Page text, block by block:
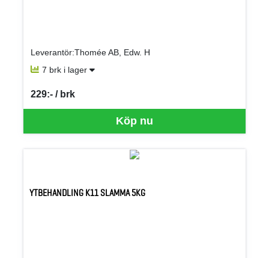
Leverantör:Thomée AB, Edw. H
7 brk i lager
Köp nu
229:- / brk
SEK per BRK
YTBEHANDLING K11 SLAMMA 5KG